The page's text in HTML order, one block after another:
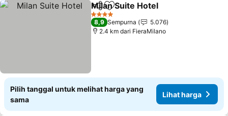
BagikanTambahkan ke favorit
Milan Suite Hotel
4 Bintang
8,9 Sempurna
5.076
2.4 km dari FieraMilano
Pilih tanggal untuk melihat harga yang
sama
Lihat harga